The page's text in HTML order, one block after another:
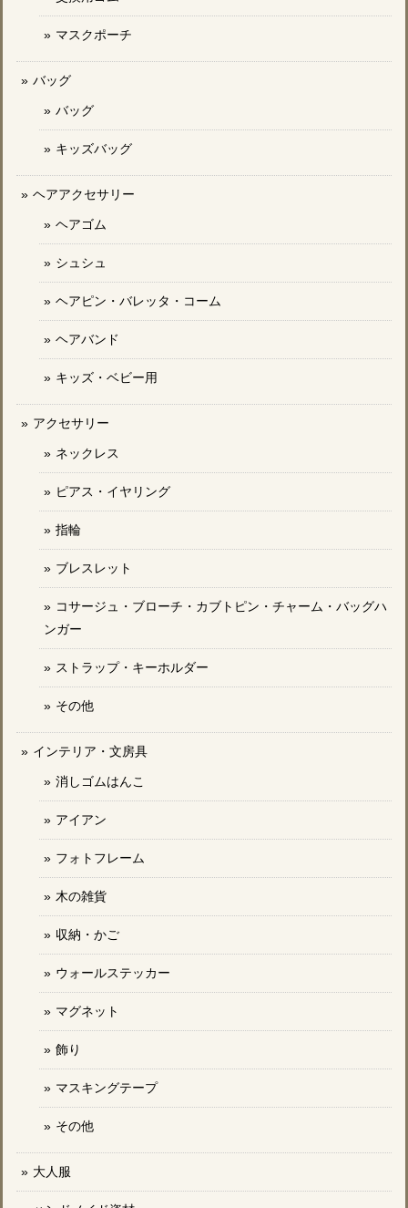
マスクポーチ
バッグ
バッグ
キッズバッグ
ヘアアクセサリー
ヘアゴム
シュシュ
ヘアピン・バレッタ・コーム
ヘアバンド
キッズ・ベビー用
アクセサリー
ネックレス
ピアス・イヤリング
指輪
ブレスレット
コサージュ・ブローチ・カブトピン・チャーム・バッグハ
ンガー
ストラップ・キーホルダー
その他
インテリア・文房具
消しゴムはんこ
アイアン
フォトフレーム
木の雑貨
収納・かご
ウォールステッカー
マグネット
飾り
マスキングテープ
その他
大人服